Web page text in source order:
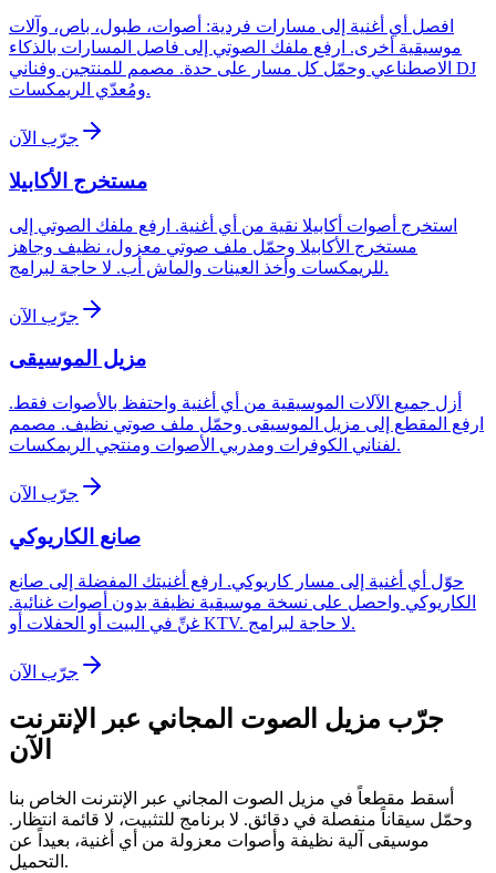
افصل أي أغنية إلى مسارات فردية: أصوات، طبول، باص، وآلات
موسيقية أخرى. ارفع ملفك الصوتي إلى فاصل المسارات بالذكاء
الاصطناعي وحمّل كل مسار على حدة. مصمم للمنتجين وفناني DJ
ومُعدّي الريمكسات.
جرّب الآن
مستخرج الأكابيلا
استخرج أصوات أكابيلا نقية من أي أغنية. ارفع ملفك الصوتي إلى
مستخرج الأكابيلا وحمّل ملف صوتي معزول، نظيف وجاهز
للريمكسات وأخذ العينات والماش أب. لا حاجة لبرامج.
جرّب الآن
مزيل الموسيقى
أزل جميع الآلات الموسيقية من أي أغنية واحتفظ بالأصوات فقط.
ارفع المقطع إلى مزيل الموسيقى وحمّل ملف صوتي نظيف. مصمم
لفناني الكوفرات ومدربي الأصوات ومنتجي الريمكسات.
جرّب الآن
صانع الكاريوكي
حوّل أي أغنية إلى مسار كاريوكي. ارفع أغنيتك المفضلة إلى صانع
الكاريوكي واحصل على نسخة موسيقية نظيفة بدون أصوات غنائية.
غنِّ في البيت أو الحفلات أو KTV. لا حاجة لبرامج.
جرّب الآن
جرّب مزيل الصوت المجاني عبر الإنترنت
الآن
أسقط مقطعاً في مزيل الصوت المجاني عبر الإنترنت الخاص بنا
وحمّل سيقاناً منفصلة في دقائق. لا برنامج للتثبيت، لا قائمة انتظار.
موسيقى آلية نظيفة وأصوات معزولة من أي أغنية، بعيداً عن
التحميل.